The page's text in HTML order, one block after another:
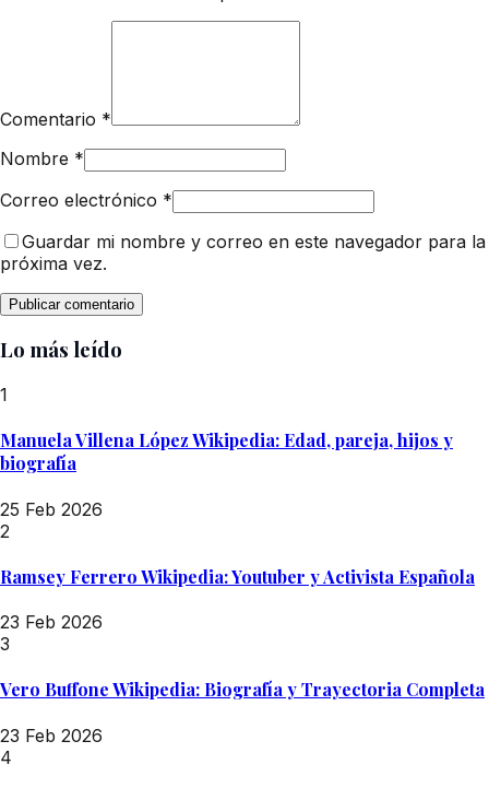
Comentario *
Nombre *
Correo electrónico *
Guardar mi nombre y correo en este navegador para la
próxima vez.
Lo más leído
1
Manuela Villena López Wikipedia: Edad, pareja, hijos y
biografía
25 Feb 2026
2
Ramsey Ferrero Wikipedia: Youtuber y Activista Española
23 Feb 2026
3
Vero Buffone Wikipedia: Biografía y Trayectoria Completa
23 Feb 2026
4